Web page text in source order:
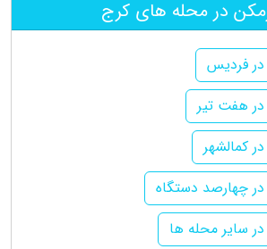
در محله های کرج
فردیس
هفت تیر
کمالشهر
چهارصد دستگاه
سایر محله ها